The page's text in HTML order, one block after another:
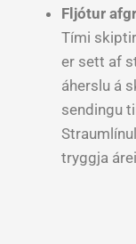
Fljótur
Tími
er sett af
áherslu á
sendingu
tryggja